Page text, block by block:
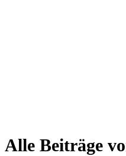
Alle Beiträge